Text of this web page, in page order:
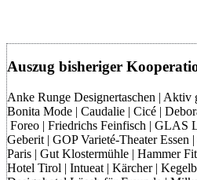
Auszug bisheriger
Anke Runge Designertaschen | Aktiv
Bonita Mode | Caudalie | Cicé |
Foreo | Friedrichs Feinfisch | GLAS
Geberit | GOP Varieté-Theater
Paris | Gut Klostermühle | Hammer
Hotel Tirol | Intueat | Kärcher |